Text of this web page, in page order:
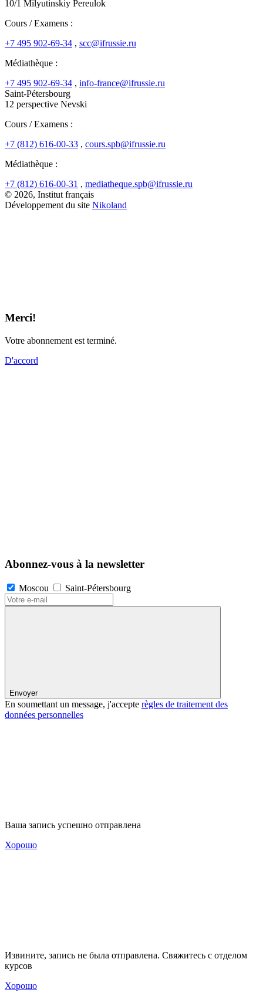
10/1 Milyutinskiy Pereulok
Cours / Examens :
+7 495 902-69-34 , scc@ifrussie.ru
Médiathèque :
+7 495 902-69-34 , info-france@ifrussie.ru
Saint-Pétersbourg
12 perspective Nevski
Cours / Examens :
+7 (812) 616-00-33 , cours.spb@ifrussie.ru
Médiathèque :
+7 (812) 616-00-31 , mediatheque.spb@ifrussie.ru
© 2026, Institut français
Développement du site Nikoland
Merci!
Votre abonnement est terminé.
D'accord
Abonnez-vous à la newsletter
Moscou Saint-Pétersbourg
Envoyer
En soumettant un message, j'accepte règles de traitement des
données personnelles
Ваша запись успешно отправлена
Хорошо
Извините, запись не была отправлена. Свяжитесь с отделом
курсов
Хорошо